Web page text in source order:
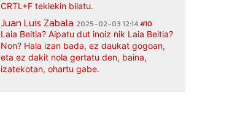
CRTL+F teklekin bilatu.
Juan Luis Zabala 2025-02-03 12:14#10
Laia Beitia? Aipatu dut inoiz nik Laia Beitia?
Non? Hala izan bada, ez daukat gogoan,
eta ez dakit nola gertatu den, baina,
izatekotan, ohartu gabe.